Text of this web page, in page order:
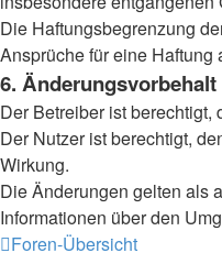
Die Haftungsbegrenzung
Ansprüche für eine
6. Änderungsvorbehalt
Der Betreiber ist
Der Nutzer ist berechtigt,
Wirkung.
Die Änderungen gelten als
Informationen über den
Foren-Übersicht